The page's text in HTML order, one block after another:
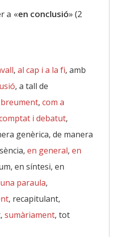
a «en conclusió» (2
, al cap i a la fi, amb
, a tall de
breument, com a
i debatut,
genèrica, de manera
en general, en
en síntesi, en
paraula,
, recapitulant,
sumàriament, tot